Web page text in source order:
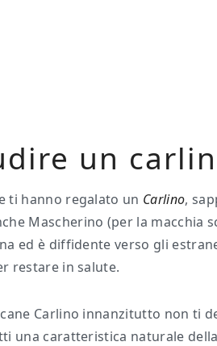
un
ti hanno regalato un Carlino,
Mascherino (per la macchia
ed è diffidente verso gli
restare in salute.
Carlino innanzitutto non ti
una caratteristica naturale